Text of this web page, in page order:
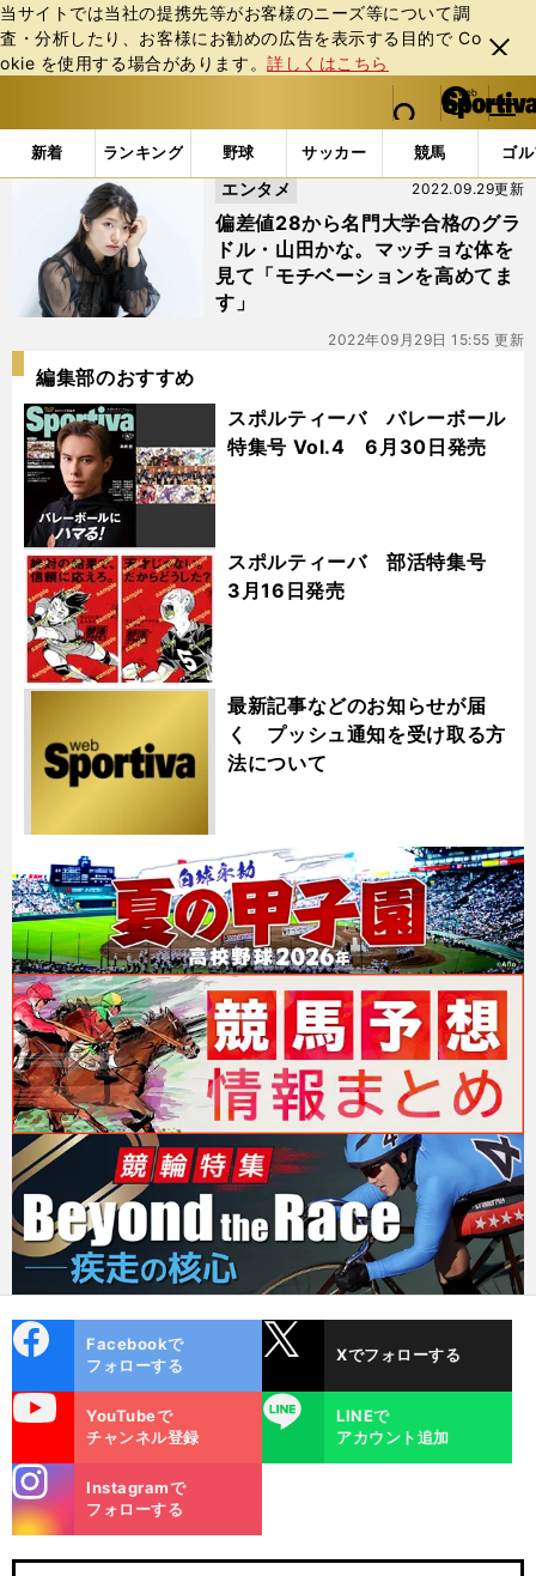
当サイトでは当社の提携先等がお客様のニーズ等について調
査・分析したり、お客様にお勧めの広告を表⽰する⽬的で Co
okie を使⽤する場合があります。詳しくはこちら
閉じ
る
web Sportiva (webスポルティーバ)
検索
マイペ
ー
ジ
メニュ
新着 ランキング 野球 サッカー 競馬 ゴ
b
ス
ィ
ー
バ
「#大学受験」の最新ニュース・ 情報
偏差値28から名門大学合格のグラ
ドル・山田かな。マッチョな体を
見て「モチベーションを高めてま
す」
2022.09.29更新
エンタメ
2022年09月29日 15:55 更新
編集部のおすすめ
スポルティーバ バレーボール
特集号 Vol.4 6月30日発売
スポルティーバ 部活特集号
3月16日発売
最新記事などのお知らせが届
く プッシュ通知を受け取る方
法について
ok
Facebookで
フォローする
Xでフォローする
YouTubeで
チャンネル登録
LINE
LINEで
アカウント追加
m
Instagramで
フォローする